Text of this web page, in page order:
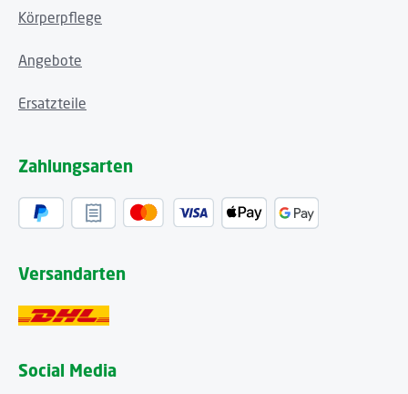
Körperpflege
Angebote
Ersatzteile
Zahlungsarten
Versandarten
Social Media